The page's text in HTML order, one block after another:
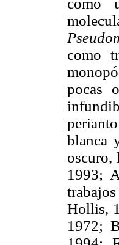
como
pocas
blanca
oscuro,
1993;
Hollis,
1972;